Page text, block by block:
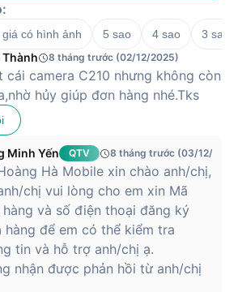
có hình ảnh 5 sao 4 sao 3 sao
Thành 8 tháng trước (02/12/2025)
cái camera C210 nhưng không còn
hủy giúp đơn hàng nhé.Tks
Minh Yến QTV 8 tháng trước (03/12/
Hà Mobile xin chào anh/chị,
chị vui lòng cho em xin Mã
hàng và số điện thoại đăng ký
hàng để em có thể kiểm tra
tin và hỗ trợ anh/chị ạ.
nhận được phản hồi từ anh/chị